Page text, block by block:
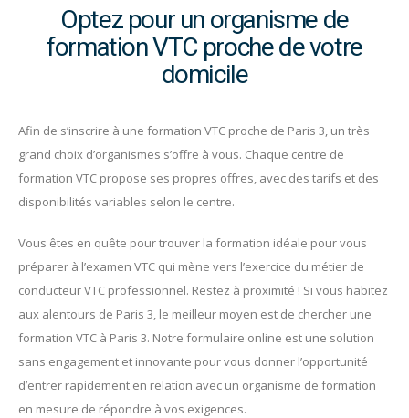
Optez pour un organisme de
formation VTC proche de votre
domicile
Afin de s’inscrire à une formation VTC proche de Paris 3, un très
grand choix d’organismes s’offre à vous. Chaque centre de
formation VTC propose ses propres offres, avec des tarifs et des
disponibilités variables selon le centre.
Vous êtes en quête pour trouver la formation idéale pour vous
préparer à l’examen VTC qui mène vers l’exercice du métier de
conducteur VTC professionnel. Restez à proximité ! Si vous habitez
aux alentours de Paris 3, le meilleur moyen est de chercher une
formation VTC à Paris 3. Notre formulaire online est une solution
sans engagement et innovante pour vous donner l’opportunité
d’entrer rapidement en relation avec un organisme de formation
en mesure de répondre à vos exigences.